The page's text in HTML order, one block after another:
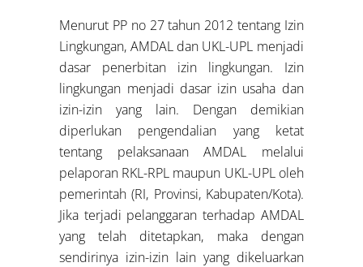
Menurut PP no 27 tahun 2012 tentang Izin
Lingkungan, AMDAL dan UKL-UPL menjadi
dasar penerbitan izin lingkungan. Izin
lingkungan menjadi dasar izin usaha dan
izin-izin yang lain. Dengan demikian
diperlukan pengendalian yang ketat
tentang pelaksanaan AMDAL melalui
pelaporan RKL-RPL maupun UKL-UPL oleh
pemerintah (RI, Provinsi, Kabupaten/Kota).
Jika terjadi pelanggaran terhadap AMDAL
yang telah ditetapkan, maka dengan
sendirinya izin-izin lain yang dikeluarkan